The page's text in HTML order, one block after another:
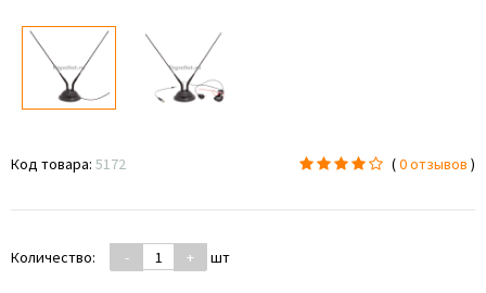
Код товара: 5172 (0 отзывов )
Количество: - + шт